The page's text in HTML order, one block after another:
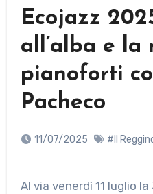
Ecojazz
all’alba e la
pianoforti
Pacheco
11/07/2025 #Il
Al via venerdì 11 luglio la 33ª edizione di Ecojazz